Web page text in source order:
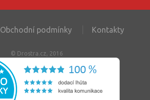
Obchodní podmínky Kontakty
© Drostra.cz, 2016